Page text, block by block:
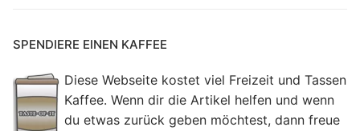
SPENDIERE EINEN KAFFEE
Diese Webseite kostet viel Freizeit und Tassen
Kaffee. Wenn dir die Artikel helfen und wenn
du etwas zurück geben möchtest, dann freue